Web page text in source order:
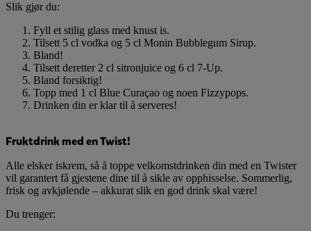
Slik gjør du:
Fyll et stilig glass med knust is.
Tilsett 5 cl vodka og 5 cl Monin Bubblegum Sirup.
Bland!
Tilsett deretter 2 cl sitronjuice og 6 cl 7-Up.
Bland forsiktig!
Topp med 1 cl Blue Curaçao og noen Fizzypops.
Drinken din er klar til å serveres!
Fruktdrink med en Twist!
Alle elsker iskrem, så å toppe velkomstdrinken din med en Twister
vil garantert få gjestene dine til å sikle av opphisselse. Sommerlig,
frisk og avkjølende – akkurat slik en god drink skal være!
Du trenger: